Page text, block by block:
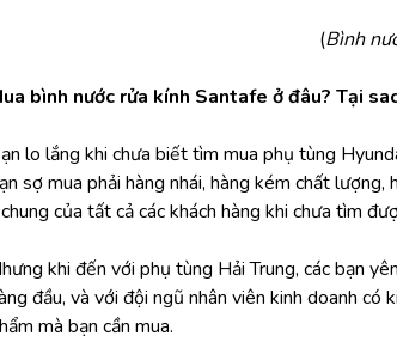
(Bình
bình nước rửa kính Santafe ở đâu? Tại
lo lắng khi chưa biết tìm mua phụ tùng
sợ mua phải hàng nhái, hàng kém chất
của tất cả các khách hàng khi chưa tìm
khi đến với phụ tùng Hải Trung, các bạn
đầu, và với đội ngũ nhân viên kinh doanh có
mà bạn cần mua.